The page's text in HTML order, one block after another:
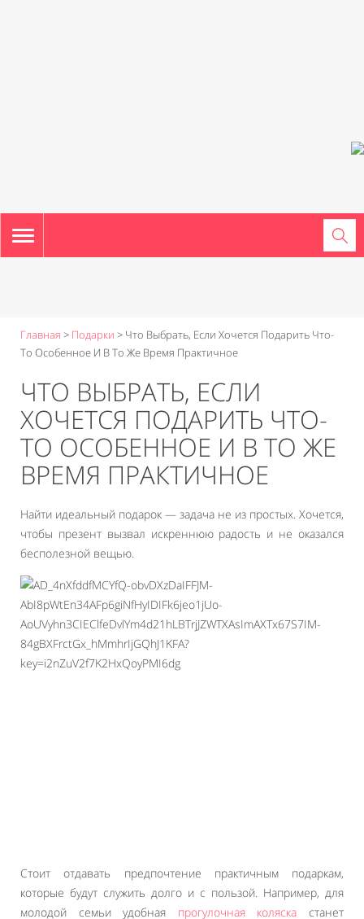
TOGGLE
NAVIGATION
Главная > Подарки > Что Выбрать, Если Хочется Подарить Что-
То Особенное И В То Же Время Практичное
ЧТО ВЫБРАТЬ, ЕСЛИ
ХОЧЕТСЯ ПОДАРИТЬ ЧТО-
ТО ОСОБЕННОЕ И В ТО ЖЕ
ВРЕМЯ ПРАКТИЧНОЕ
Найти идеальный подарок — задача не из простых. Хочется,
чтобы презент вызвал искреннюю радость и не оказался
бесполезной вещью.
Стоит отдавать предпочтение практичным подаркам,
которые будут служить долго и с пользой. Например, для
молодой семьи удобная прогулочная коляска станет